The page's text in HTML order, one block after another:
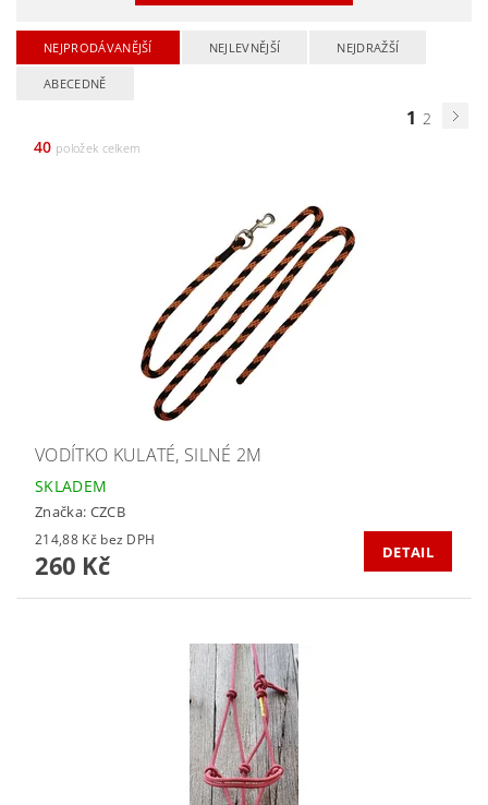
NEJPRODÁVANĚJŠÍ NEJLEVNĚJŠÍ NEJDRAŽŠÍ
ABECEDNĚ
1 2
40 položek celkem
VODÍTKO KULATÉ, SILNÉ 2M
SKLADEM
Značka: CZCB
214,88 Kč bez DPH
260 Kč DETAIL